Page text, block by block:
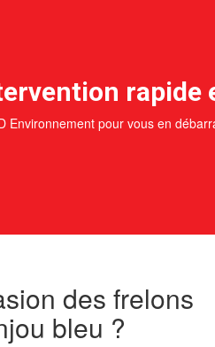
rapide
Environnement pour vous en
des frelons
bleu ?